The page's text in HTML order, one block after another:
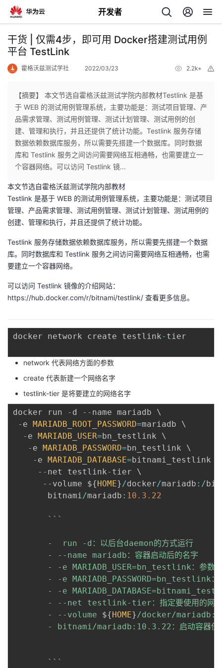
开发者
返
回
个
人
主
页
我
的
开
发
者
我
的
客
我
论
坛
的
圈
子
我
的
直
播
我
的
活
我
的
我
干货 | 仅需4步，即可用 Docker搭建测试用例
平台 TestLink
霍格沃兹测试学社 2022/03/23 2.2k+
【摘要】 本文节选自霍格沃兹测试学院内部教材Testlink 是基
于 WEB 的测试用例管理系统，主要功能是：测试项目管理、产
品需求管理、测试用例管理、测试计划管理、测试用例的创
建、管理和执行，并且还提供了统计功能。Testlink 服务存储
数据依赖数据库服务，所以需要先搭建一个数据库。同时数据
库和 Testlink 服务之间访问需要网络互相通畅，也需要建立一
个容器网络。可以访问 Testlink 镜...
本文节选自霍格沃兹测试学院内部教材
Testlink 是基于 WEB 的测试用例管理系统，主要功能是：测试项目
管理、产品需求管理、测试用例管理、测试计划管理、测试用例的
创建、管理和执行，并且还提供了统计功能。
Testlink 服务存储数据依赖数据库服务，所以需要先搭建一个数据
库。同时数据库和 Testlink 服务之间访问需要网络互相通畅，也需
要建立一个容器网络。
可以访问 Testlink 镜像的介绍网站：
https://hub.docker.com/r/bitnami/testlink/ 查看更多信息。
docker network create testlink- tier
network 代表网络方面的参数
create 代表新建一个网络名字
testlink-tier 是将要建立的网络名字
docker run - d -- name mariadb \
- e MARIADB_ROOT_PASSWORD=mariadb \
- e MARIADB_USER= bn_testlink \
- e MARIADB_PASSWORD= bn_testlink \
- e MARIADB_DATABASE= bitnami_testlink \
-- net testlink- tier \
-- volume ${ HOME}/docker/mariadb : /
       bitnami
/mariadb : 10.3 .22
` ` `
       -  run -d：以后台daemon的方式运行
       - --name mariadb：容器启动后的名字
- -e MARIADB_USER=bn_testlink：参数，
- -e MARIADB_PASSWORD=bn_testlink：参
- -e
- --net testlink-tier：指定要使用的网
       - --volume
${ HOME}/docker/mariadb:/
- bitnami/mariadb:10.3.22：启动容器使
` ` `